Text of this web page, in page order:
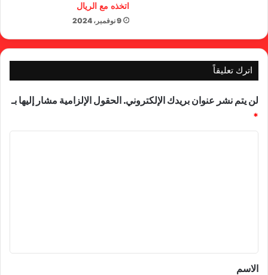
اتخذه مع الريال
9 نوفمبر، 2024
اترك تعليقاً
لن يتم نشر عنوان بريدك الإلكتروني. الحقول الإلزامية مشار إليها بـ
*
*
الاسم